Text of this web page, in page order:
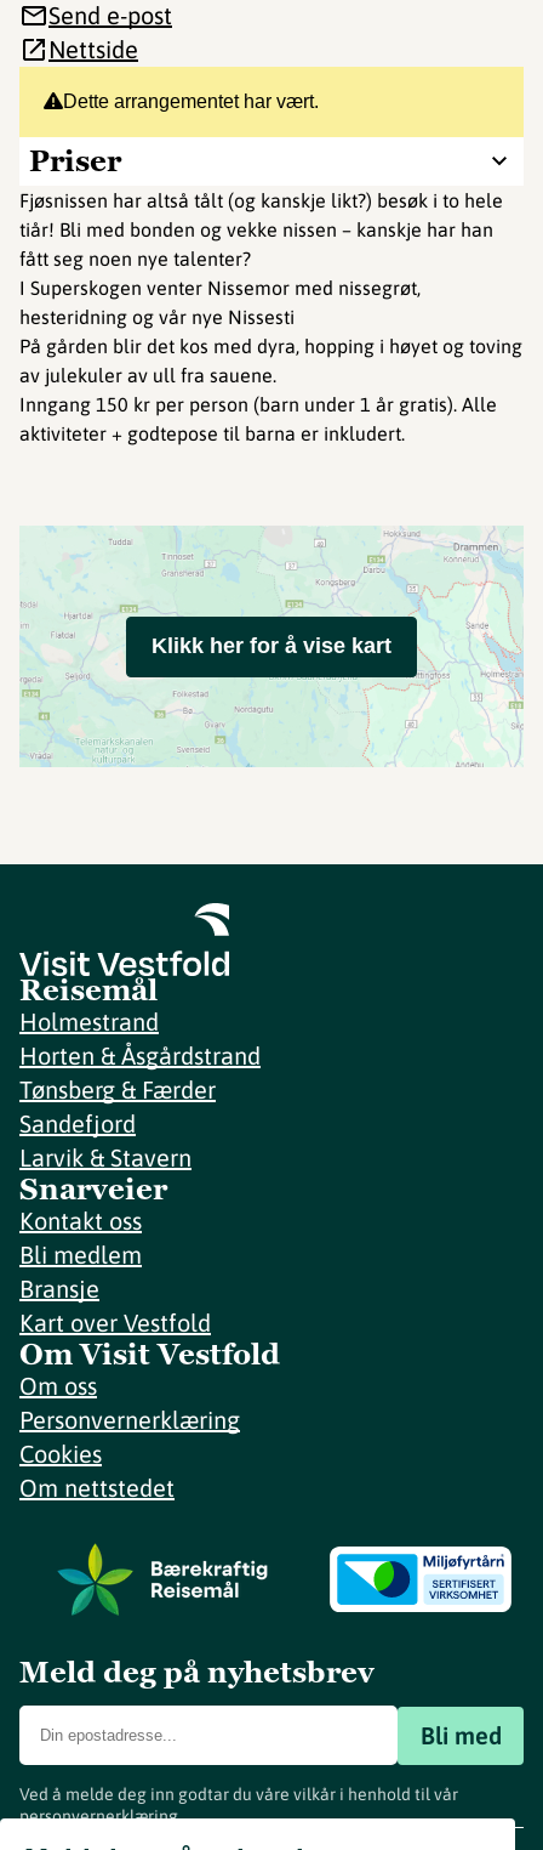
Dette arrangementet har vært.
Priser
Fjøsnissen har altså tålt (og kanskje likt?) besøk i to hele
tiår! Bli med bonden og vekke nissen – kanskje har han
fått seg noen nye talenter?
I Superskogen venter Nissemor med nissegrøt,
hesteridning og vår nye Nissesti ‍
På gården blir det kos med dyra, hopping i høyet og toving
av julekuler av ull fra sauene.
Inngang 150 kr per person (barn under 1 år gratis). Alle
aktiviteter + godtepose til barna er inkludert.
Send e-post
Nettside
Klikk her for å vise kart
Reisemål
Holmestrand
Horten & Åsgårdstrand
Tønsberg & Færder
Sandefjord
Larvik & Stavern
Snarveier
Kontakt oss
Bli medlem
Bransje
Kart over Vestfold
Om Visit Vestfold
Om oss
Personvernerklæring
Cookies
Om nettstedet
Meld deg på nyhetsbrev
Bli med
Ved å melde deg inn godtar du våre vilkår i henhold til vår
personvernerklæring.